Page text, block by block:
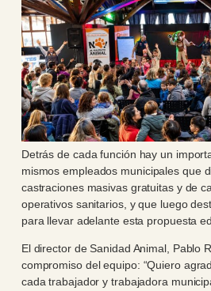
Detrás de cada función hay un
mismos empleados municipales que
castraciones masivas gratuitas y de
operativos sanitarios, y que luego
para llevar adelante esta propuesta
El director de Sanidad Animal, Pablo
compromiso del equipo: “Quiero
cada trabajador y trabajadora